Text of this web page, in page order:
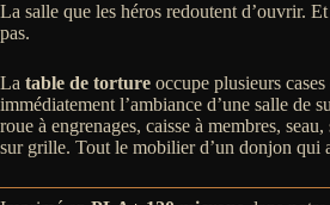
La salle que les héros redoutent d’ouvrir.
pas.
La table de torture occupe plusieurs cases
immédiatement l’ambiance d’une salle de
roue à engrenages, caisse à membres, seau,
sur grille. Tout le mobilier d’un donjon qui